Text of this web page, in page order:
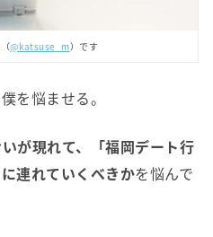
@katsuse_m）です
を悩ませる。
が現れて、「福岡デート行
連れていくべきかを悩んで